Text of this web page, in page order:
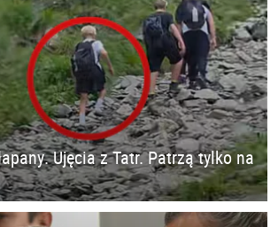
Ujęcia z Tatr. Patrzą tylko na